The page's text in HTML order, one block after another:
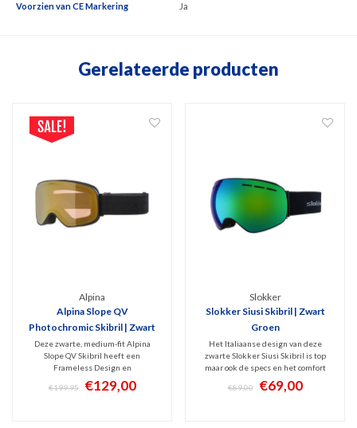
Voorzien van CE Markering Ja
Gerelateerde producten
Alpina
Alpina Slope QV
Photochromic Skibril | Zwart
Deze zwarte, medium-fit Alpina
Slope QV Skibril heeft een
Frameless Design en
frameventilatie. Hij is v.v. een
fantastische QuatroFlex Vario Gold
€199,95 €129,00
Slokker
Slokker Siusi Skibril | Zwart
Groen
Het Italiaanse design van deze
zwarte Slokker Siusi Skibril is top
maar ook de specs en het comfort
zijn écht op niveau. De
geventileerde, sferische lens met
€89,00 €69,00